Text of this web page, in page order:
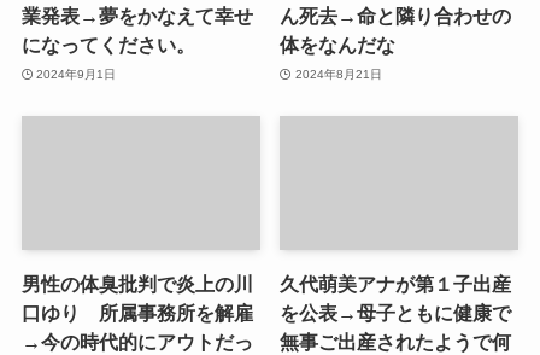
業発表→夢をかなえて幸せ
になってください。
2024年9月1日
ん死去→命と隣り合わせの
体をなんだな
2024年8月21日
男性の体臭批判で炎上の川
口ゆり 所属事務所を解雇
→今の時代的にアウトだっ
久代萌美アナが第１子出産
を公表→母子ともに健康で
無事ご出産されたようで何